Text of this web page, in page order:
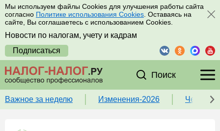
Мы используем файлы Cookies для улучшения работы сайта
согласно Политике использования Cookies . Оставаясь на
сайте, Вы соглашаетесь с использованием Cookies.
Новости по налогам, учету и кадрам
Подписаться
Поиск
Важное за неделю Изменения-2026 Чек-